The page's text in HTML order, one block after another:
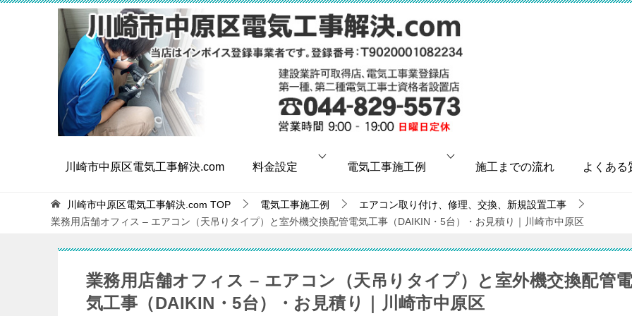
川崎市中原区電気工事解決.com 料金設定 電気工事施工例 施工までの流れ よくある
川崎市中原区電気工事解決.com TOP 電気工事施工例
エアコン取り付け、修理、交換、新規設置工事
業務用店舗オフィス – エアコン（天吊りタイプ）と室外機交換配管電気工事（DAIKIN・5台）・お見積り｜川崎市中原区
業務用店舗オフィス – エアコン（天吊りタイプ）と室外機交換配管
気工事（DAIKIN・5台）・お見積り｜川崎市中原区